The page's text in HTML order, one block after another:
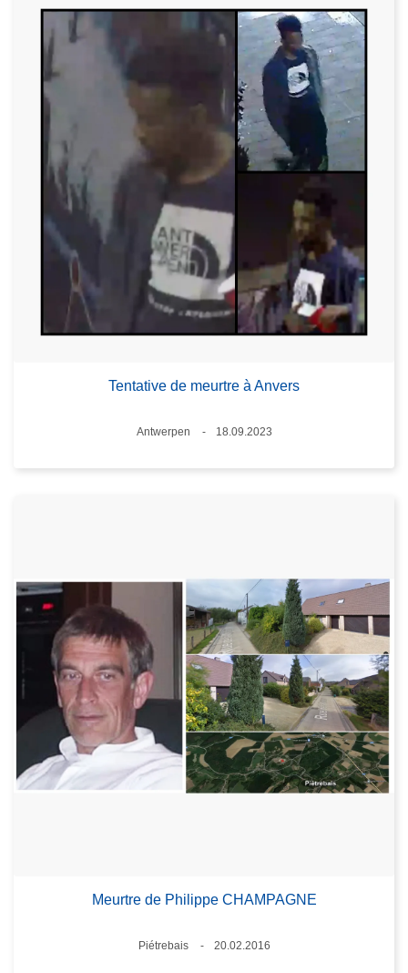
Tentative de meurtre à Anvers
Standort
Antwerpen
18.09.2023
Meurtre de Philippe CHAMPAGNE
Standort
Piétrebais
20.02.2016